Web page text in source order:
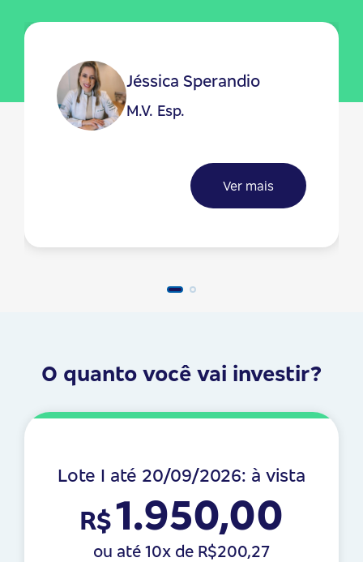
Jéssica Sperandio
M.V. Esp.
Ver mais
O quanto você vai investir?
Lote I até 20/09/2026: à vista
R$1.950,00
ou até 10x de R$200,27